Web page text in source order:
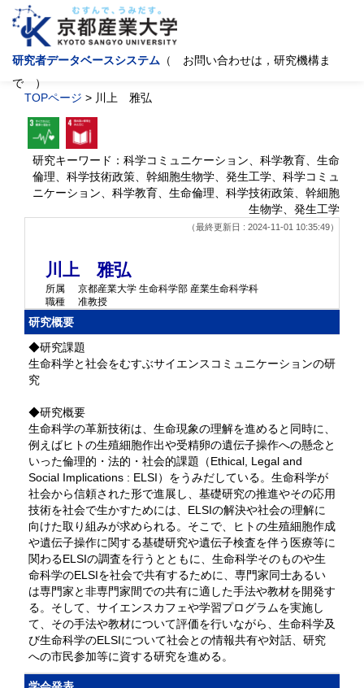
研究者データベースシステム （ お問い合わせは，研究機構ま
で ）
TOPページ > 川上 雅弘
研究キーワード：科学コミュニケーション、科学教育、生命
倫理、科学技術政策、幹細胞生物学、発生工学、科学コミュ
ニケーション、科学教育、生命倫理、科学技術政策、幹細胞
生物学、発生工学
（最終更新日 : 2024-11-01 10:35:49）
川上 雅弘
所属
京都産業大学 生命科学部 産業生命科学科
職種
准教授
研究概要
◆研究課題
生命科学と社会をむすぶサイエンスコミュニケーションの研
究
◆研究概要
生命科学の革新技術は、生命現象の理解を進めると同時に、
例えばヒトの生殖細胞作出や受精卵の遺伝子操作への懸念と
いった倫理的・法的・社会的課題（Ethical, Legal and
Social Implications : ELSI）をうみだしている。生命科学が
社会から信頼された形で進展し、基礎研究の推進やその応用
技術を社会で生かすためには、ELSIの解決や社会の理解に
向けた取り組みが求められる。そこで、ヒトの生殖細胞作成
や遺伝子操作に関する基礎研究や遺伝子検査を伴う医療等に
関わるELSIの調査を行うとともに、生命科学そのものや生
命科学のELSIを社会で共有するために、専門家同士あるい
は専門家と非専門家間での共有に適した手法や教材を開発す
る。そして、サイエンスカフェや学習プログラムを実施し
て、その手法や教材について評価を行いながら、生命科学及
び生命科学のELSIについて社会との情報共有や対話、研究
への市民参加等に資する研究を進める。